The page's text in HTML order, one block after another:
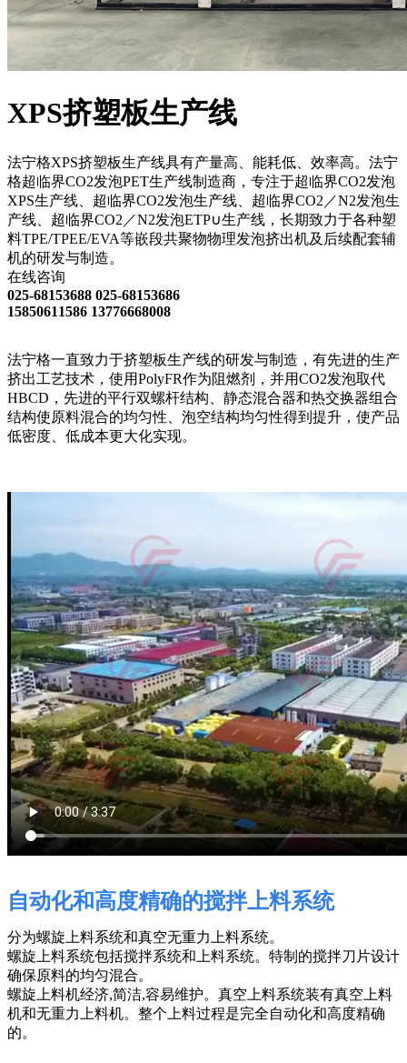
XPS挤塑板生产线
法宁格XPS挤塑板生产线具有产量高、能耗低、效率高。法宁
格超临界CO2发泡PET生产线制造商，专注于超临界CO2发泡
XPS生产线、超临界CO2发泡生产线、超临界CO2／N2发泡生
产线、超临界CO2／N2发泡ETP∪生产线，长期致力于各种塑
料TPE/TPEE/EVA等嵌段共聚物物理发泡挤出机及后续配套辅
机的研发与制造。
在线咨询
025-68153688 025-68153686
15850611586 13776668008
法宁格一直致力于挤塑板生产线的研发与制造，有先进的生产
挤出工艺技术，使用PolyFR作为阻燃剂，并用CO2发泡取代
HBCD，先进的平行双螺杆结构、静态混合器和热交换器组合
结构使原料混合的均匀性、泡空结构均匀性得到提升，使产品
低密度、低成本更大化实现。
自动化和高度精确的搅拌上料系统
分为螺旋上料系统和真空无重力上料系统。
螺旋上料系统包括搅拌系统和上料系统。特制的搅拌刀片设计
确保原料的均匀混合。
螺旋上料机经济,简洁,容易维护。 真空上料系统装有真空上料
机和无重力上料机。整个上料过程是完全自动化和高度精确
的。